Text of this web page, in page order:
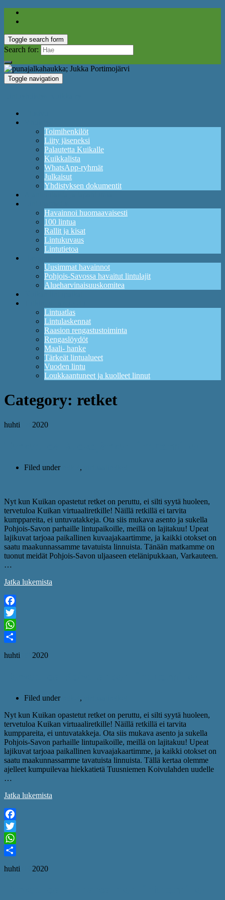
Toggle search form
Search for:
Toggle navigation
Toimihenkilöt
Liity jäseneksi
Palautetta Kuikalle
Kuikkalista
WhatsApp-ryhmät
Julkaisut
Yhdistyksen dokumentit
Havainnoi huomaavaisesti
100 lintua
Rallit ja kisat
Lintukuvaus
Lintutietoa
Uusimmat havainnot
Pohjois-Savossa havaitut lintulajit
Alueharvinaisuuskomitea
Lintuatlas
Lintulaskennat
Raasion rengastustoiminta
Rengaslöydöt
Maali- hanke
Tärkeät lintualueet
Vuoden lintu
Loukkaantuneet ja kuolleet linnut
Category: retket
huhti 2020
Filed under ,
Nyt kun Kuikan opastetut retket on peruttu, ei silti syytä huoleen,
tervetuloa Kuikan virtuaaliretkille! Näillä retkillä ei tarvita
kumppareita, ei untuvatakkeja. Ota siis mukava asento ja sukella
Pohjois-Savon parhaille lintupaikoille, meillä on lajitakuu! Upeat
lajikuvat tarjoaa paikallinen kuvaajakaartimme, ja kaikki otokset on
saatu maakunnassamme tavatuista linnuista. Tänään matkamme on
tuonut meidät Pohjois-Savon uljaaseen etelänipukkaan, Varkauteen.
…
Jatka lukemista
Facebook
Twitter
WhatsApp
huhti 2020
Filed under ,
Nyt kun Kuikan opastetut retket on peruttu, ei silti syytä huoleen,
tervetuloa Kuikan virtuaaliretkille! Näillä retkillä ei tarvita
kumppareita, ei untuvatakkeja. Ota siis mukava asento ja sukella
Pohjois-Savon parhaille lintupaikoille, meillä on lajitakuu! Upeat
lajikuvat tarjoaa paikallinen kuvaajakaartimme, ja kaikki otokset on
saatu maakunnassamme tavatuista linnuista. Tällä kertaa olemme
ajelleet kumpuilevaa hiekkatietä Tuusniemen Koivulahden uudelle
…
Jatka lukemista
Facebook
Twitter
WhatsApp
huhti 2020